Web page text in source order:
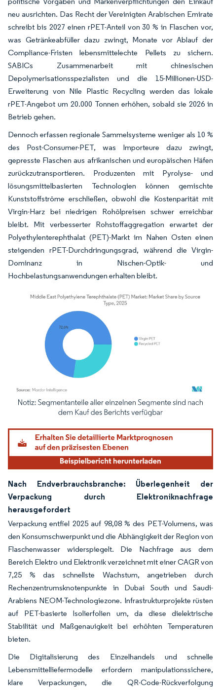
neu ausrichten. Das Recht der Vereinigten Arabischen Emirate
schreibt bis 2027 einen rPET-Anteil von 30 % in Flaschen vor,
was Getränkeabfüller dazu zwingt, Monate vor Ablauf der
Compliance-Fristen lebensmittelechte Pellets zu sichern.
SABICs Zusammenarbeit mit chinesischen
Depolymerisationsspezialisten und die 15-Millionen-USD-
Erweiterung von Nile Plastic Recycling werden das lokale
rPET-Angebot um 20.000 Tonnen erhöhen, sobald sie 2026 in
Betrieb gehen.
Dennoch erfassen regionale Sammelsysteme weniger als 10 %
des Post-Consumer-PET, was Importeure dazu zwingt,
gepresste Flaschen aus afrikanischen und europäischen Häfen
zurückzutransportieren. Produzenten mit Pyrolyse- und
lösungsmittelbasierten Technologien können gemischte
Kunststoffströme erschließen, obwohl die Kostenparität mit
Virgin-Harz bei niedrigen Rohölpreisen schwer erreichbar
bleibt. Mit verbesserter Rohstoffaggregation erwartet der
Polyethylenterephthalat (PET)-Markt im Nahen Osten einen
steigenden rPET-Durchdringungsgrad, während die Virgin-
Dominanz in Nischen-Optik- und
Hochbelastungsanwendungen erhalten bleibt.
Bild © Mordor Intelligence. Wiederverwendung erfordert Namensnennung
Nach Endverbrauchsbranche: Überlegenheit der
Verpackung durch Elektroniknachfrage
herausgefordert
Verpackung entfiel 2025 auf 98,08 % des PET-Volumens, was
den Konsumschwerpunkt und die Abhängigkeit der Region von
Flaschenwasser widerspiegelt. Die Nachfrage aus dem
Bereich Elektro und Elektronik verzeichnet mit einer CAGR von
7,25 % das schnellste Wachstum, angetrieben durch
Rechenzentrumsknotenpunkte in Dubai South und Saudi-
Arabiens NEOM-Technologiezone. Infrastrukturprojekte rüsten
auf PET-basierte Isolierfolien um, da diese dielektrische
Stabilität und Maßgenauigkeit bei erhöhten Temperaturen
bieten.
Die Digitalisierung des Einzelhandels und schnelle
Lebensmittelliefermodelle erfordern manipulationssichere,
klare Verpackungen, die QR-Code-Rückverfolgung